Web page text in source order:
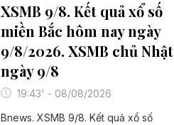
XSMB 9/8. Kết quả xổ số
miền Bắc hôm nay ngày
9/8/2026. XSMB chủ Nhật
ngày 9/8
19:43' - 08/08/2026
Bnews. XSMB 9/8. Kết quả xổ số